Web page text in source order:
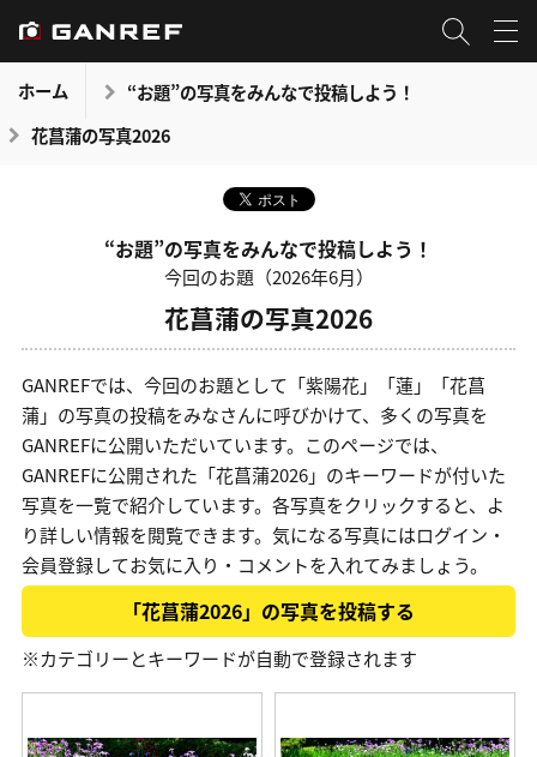
ホーム
“お題”の写真をみんなで投稿しよう！
花菖蒲の写真2026
“お題”の写真をみんなで投稿しよう！
今回のお題（2026年6月）
花菖蒲の写真2026
GANREFでは、今回のお題として「紫陽花」「蓮」「花菖
蒲」の写真の投稿をみなさんに呼びかけて、多くの写真を
GANREFに公開いただいています。このページでは、
GANREFに公開された「花菖蒲2026」のキーワードが付いた
写真を一覧で紹介しています。各写真をクリックすると、よ
り詳しい情報を閲覧できます。気になる写真にはログイン・
会員登録してお気に入り・コメントを入れてみましょう。
「花菖蒲2026」の写真を投稿する
※カテゴリーとキーワードが自動で登録されます